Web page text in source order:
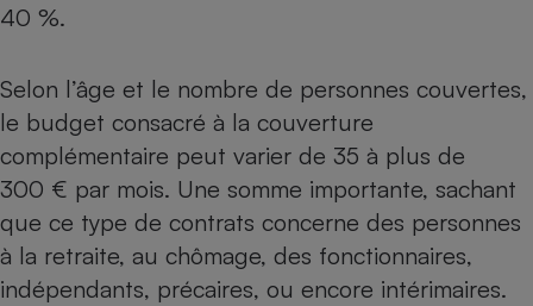
40 %.
Selon l’âge et le nombre de personnes couvertes,
le budget consacré à la couverture
complémentaire peut varier de 35 à plus de
300 € par mois. Une somme importante, sachant
que ce type de contrats concerne des personnes
à la retraite, au chômage, des fonctionnaires,
indépendants, précaires, ou encore intérimaires.
Complément
alimentaire
Assurance emprunteur
Gros électroménager
Petit électroménager -
Téléphonie
Mutuelle